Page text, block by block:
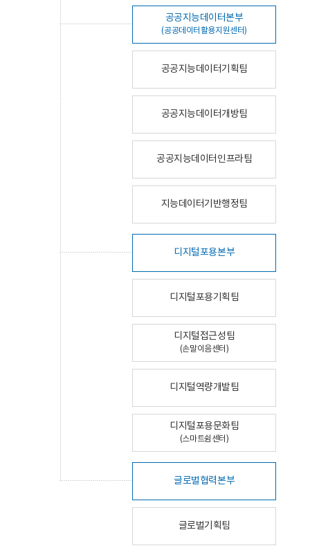
공공지능데이터본부
(공공데이터활용지원센터)
공공지능데이터기획팀
공공지능데이터개방팀
공공지능데이터인프라팀
지능데이터기반행정팀
디지털포용본부
디지털포용기획팀
디지털접근성팀
(손말이음센터)
디지털역량개발팀
디지털포용문화팀
(스마트쉼센터)
글로벌협력본부
글로벌기획팀